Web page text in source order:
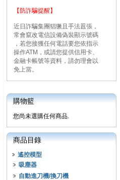
【防詐騙提醒】
近日詐騙集團猖獗且手法囂張，
常會竄改電信設備偽裝顯示號碼
，若您接獲任何電話要您依指示
操作ATM，或請您提供信用卡、
金融卡帳號等資料，請勿理會以
免上當。
購物籃
您尚未選購任何商品.
商品目錄
遙控模型
吸塵器
自動進刀機/換刀機